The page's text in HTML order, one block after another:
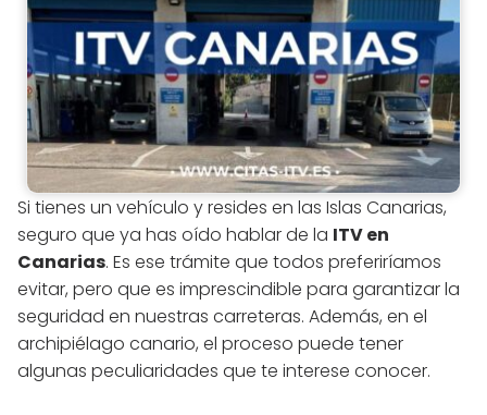
Si tienes un vehículo y resides en las Islas Canarias,
seguro que ya has oído hablar de la ITV en
Canarias. Es ese trámite que todos preferiríamos
evitar, pero que es imprescindible para garantizar la
seguridad en nuestras carreteras. Además, en el
archipiélago canario, el proceso puede tener
algunas peculiaridades que te interese conocer.